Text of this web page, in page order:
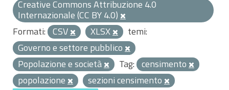
Creative Commons Attribuzione 4.0
Internazionale (CC BY 4.0)
Formati: CSV XLSX
temi:
Governo e settore pubblico
Popolazione e società
Tag: censimento
popolazione
sezioni censimento